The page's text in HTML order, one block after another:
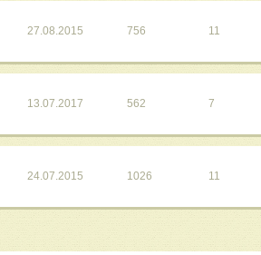
27.08.2015 756 11
13.07.2017 562 7
24.07.2015 1026 11